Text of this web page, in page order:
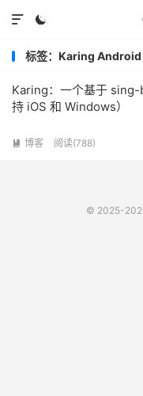


标签：Karing Android
Karing：一个基于 sing-
持 iOS 和 Windows）
 博客 阅读(788)
© 2025-